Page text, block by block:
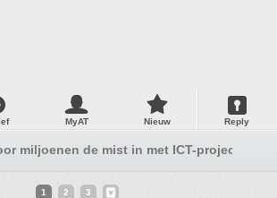
MyAT Nieuw Reply
miljoenen de mist in met ICT-project
1 2 3